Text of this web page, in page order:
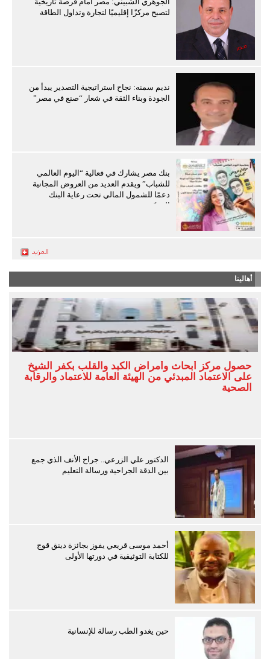
لتصبح مركزًا إقليميًا لتجارة وتداول الطاقة
نديم سمنه: نجاح استراتيجية التصدير يبدأ من
الجودة وبناء الثقة في شعار “صنع في مصر”
بنك مصر يشارك في فعالية “اليوم العالمي
للشباب” ويقدم العديد من العروض المجانية
دعمًا للشمول المالي تحت رعاية البنك
المركزي
أهالينا
حصول مركز أبحاث وأمراض الكبد والقلب بكفر الشيخ
على الاعتماد المبدئي من الهيئة العامة للاعتماد والرقابة
الصحية
الدكتور علي الزرعي.. جراح الأنف الذي جمع
بين الدقة الجراحية ورسالة التعليم
أحمد موسى قريعي يفوز بجائزة دينق قوج
للكتابة التوثيقية في دورتها الأولى
حين يغدو الطب رسالة للإنسانية